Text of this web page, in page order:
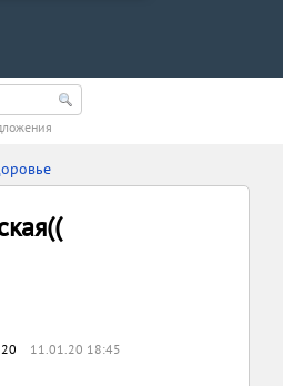
11.01.20 18:45